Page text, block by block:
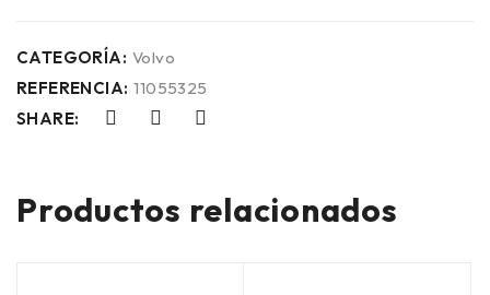
CATEGORÍA: Volvo
REFERENCIA: 11055325
SHARE:
Productos relacionados